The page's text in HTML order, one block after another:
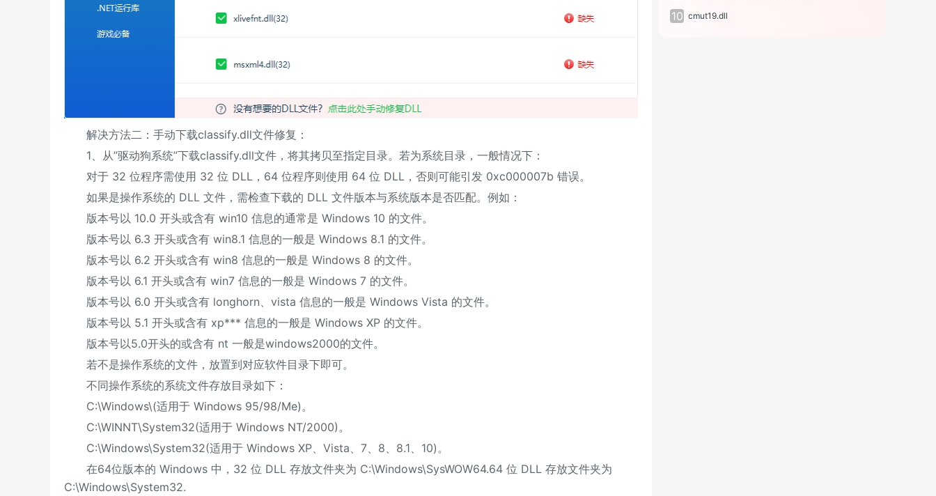
解决方法二：手动下载classify.dll文件修复：
1、从”驱动狗系统”下载classify.dll文件，将其拷贝至指定目录。若为系统目录，一般情况下：
对于 32 位程序需使用 32 位 DLL，64 位程序则使用 64 位 DLL，否则可能引发 0xc000007b 错误。
如果是操作系统的 DLL 文件，需检查下载的 DLL 文件版本与系统版本是否匹配。例如：
版本号以 10.0 开头或含有 win10 信息的通常是 Windows 10 的文件。
版本号以 6.3 开头或含有 win8.1 信息的一般是 Windows 8.1 的文件。
版本号以 6.2 开头或含有 win8 信息的一般是 Windows 8 的文件。
版本号以 6.1 开头或含有 win7 信息的一般是 Windows 7 的文件。
版本号以 6.0 开头或含有 longhorn、vista 信息的一般是 Windows Vista 的文件。
版本号以 5.1 开头或含有 xp*** 信息的一般是 Windows XP 的文件。
版本号以5.0开头的或含有 nt 一般是windows2000的文件。
若不是操作系统的文件，放置到对应软件目录下即可。
不同操作系统的系统文件存放目录如下：
C:\Windows\(适用于 Windows 95/98/Me)。
C:\WINNT\System32(适用于 Windows NT/2000)。
C:\Windows\System32(适用于 Windows XP、Vista、7、8、8.1、10)。
在64位版本的 Windows 中，32 位 DLL 存放文件夹为 C:\Windows\SysWOW64.64 位 DLL 存放文件夹为
C:\Windows\System32.
10 cmut19.dll